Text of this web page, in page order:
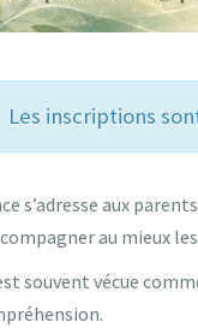
Les inscriptions
s’adresse aux
au mieux
souvent vécue